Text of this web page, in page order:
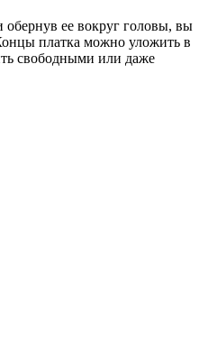
ее вокруг головы, вы
платка можно уложить в
свободными или даже